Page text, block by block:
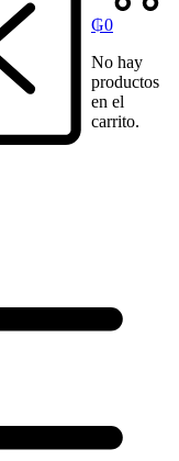
₲0
No hay
productos
en el
carrito.